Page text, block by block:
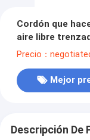
Cordón que
aire libre
Precio：
Mejor
Descripción De